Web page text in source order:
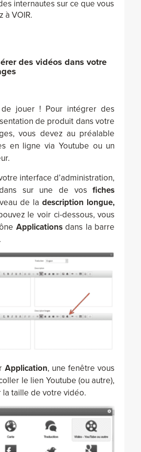
internautes sur ce que vous
à VOIR.
des vidéos dans votre
de jouer ! Pour intégrer des
de produit dans votre
vous devez au préalable
en ligne via Youtube ou un
interface d’administration,
dans sur une de vosfiches
de ladescription longue,
le voir ci-dessous, vous
Applicationsdans la barre
Application, une fenêtre vous
le lien Youtube (ou autre),
la taille de votre vidéo.